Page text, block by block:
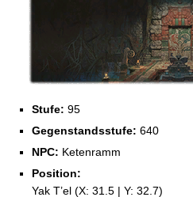
Stufe: 95
Gegenstandsstufe: 640
NPC: Ketenramm
Position:
Yak T’el (X: 31.5 | Y: 32.7)